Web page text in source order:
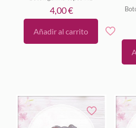
4,00€
Añadir al carrito